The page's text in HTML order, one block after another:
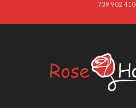
739 902 410